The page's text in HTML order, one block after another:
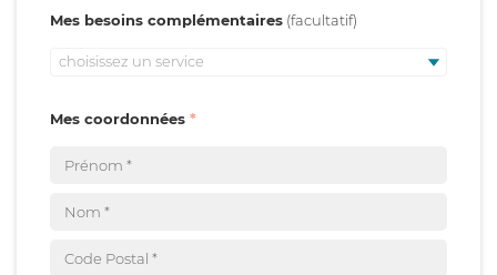
Mes besoins complémentaires
choisissez un service
Mes coordonnées